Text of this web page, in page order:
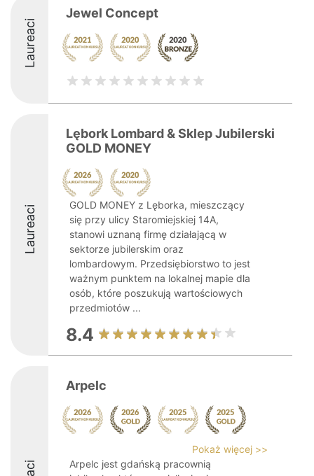
Laureaci
Jewel Concept
Laureaci
Lębork Lombard & Sklep Jubilerski
GOLD MONEY
GOLD MONEY z Lęborka, mieszczący
się przy ulicy Staromiejskiej 14A,
stanowi uznaną firmę działającą w
sektorze jubilerskim oraz
lombardowym. Przedsiębiorstwo to jest
ważnym punktem na lokalnej mapie dla
osób, które poszukują wartościowych
przedmiotów ...
8.4
Arpelc
Pokaż więcej >>
Arpelc jest gdańską pracownią